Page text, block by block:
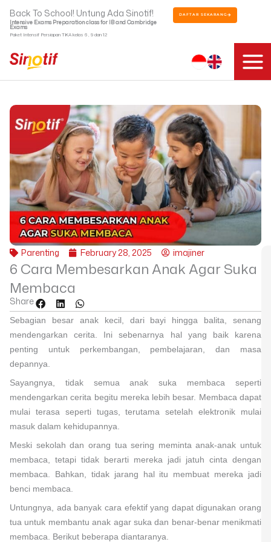
Back To School! Untung Ada Sinotif!
Intensive Exams Preparation class for IB and Cambridge
Exams
Paket Intensif Persiapan TKA kelas 6 , 9 dan 12
DAFTAR SEKARANG
content
Parenting February 28, 2025 imajiner
6 Cara Membesarkan Anak Agar Suka
Membaca
Share
Sebagian besar anak kecil, dari bayi hingga balita, senang
mendengarkan cerita. Ini sebenarnya hal yang baik karena
penting untuk perkembangan, pembelajaran, dan masa
depannya.
Sayangnya, tidak semua anak suka membaca seperti
mendengarkan cerita begitu mereka lebih besar. Membaca dapat
mulai terasa seperti tugas, terutama setelah elektronik mulai
masuk dalam kehidupannya.
Meski sekolah dan orang tua sering meminta anak-anak untuk
membaca, tetapi tidak berarti mereka jadi jatuh cinta dengan
membaca. Bahkan, tidak jarang hal itu membuat mereka jadi
benci membaca.
Untungnya, ada banyak cara efektif yang dapat digunakan orang
tua untuk membantu anak agar suka dan benar-benar menikmati
membaca. Berikut beberapa diantaranya.